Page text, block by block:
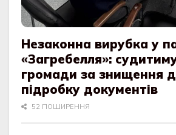
Незаконна вирубка у
«Загребелля»:
громади за знищення
підробку документів
52 ПОШИРЕННЯ